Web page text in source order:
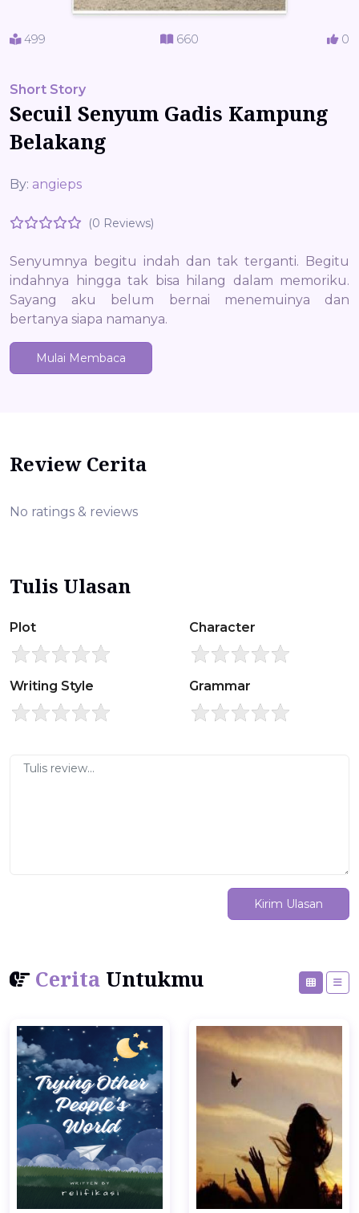
499 660 0
Short Story
Secuil Senyum Gadis Kampung
Belakang
By: angieps
(0 Reviews)
Senyumnya begitu indah dan tak terganti. Begitu
indahnya hingga tak bisa hilang dalam memoriku.
Sayang aku belum bernai menemuinya dan
bertanya siapa namanya.
Mulai Membaca
Review Cerita
No ratings & reviews
Tulis Ulasan
Plot Character
Writing Style Grammar
Kirim Ulasan
Cerita Untukmu